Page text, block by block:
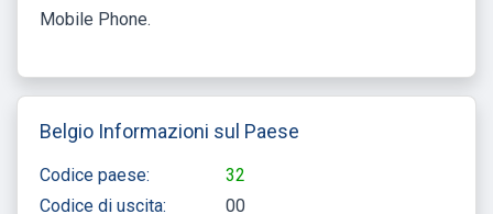
Mobile Phone
Belgio Informazioni sul Paese
Codice paese:
32
Codice di uscita:
00